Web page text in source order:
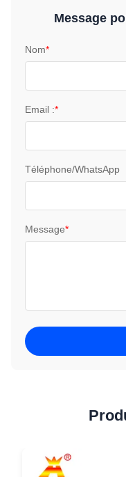
Message
Nom*
Email :*
Téléphone/WhatsApp
Message*